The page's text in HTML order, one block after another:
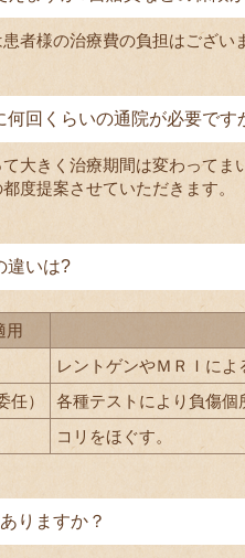
者様の治療費の負担はござい
回くらいの通院が必要です
大きく治療期間は変わってま
度提案させていただきます。
違いは?
用
レントゲンやＭＲＩによ
任）
各種テストにより負傷個
コリをほぐす。
りますか？